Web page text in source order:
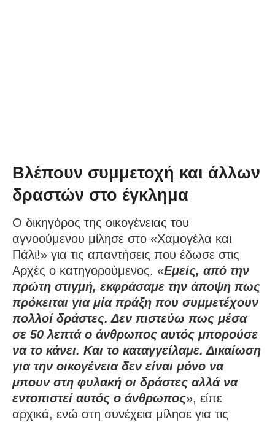
Βλέπουν συμμετοχή και άλλων
δραστών στο έγκλημα
Ο δικηγόρος της οικογένειας του
αγνοούμενου μίλησε στο «Χαμογέλα και
Πάλι!» για τις απαντήσεις που έδωσε στις
Αρχές ο κατηγορούμενος. «Εμείς, από την
πρώτη στιγμή, εκφράσαμε την άποψη πως
πρόκειται για μία πράξη που συμμετέχουν
πολλοί δράστες. Δεν πιστεύω πως μέσα
σε 50 λεπτά ο άνθρωπος αυτός μπορούσε
να το κάνει. Και το καταγγείλαμε. Δικαίωση
για την οικογένεια δεν είναι μόνο να
μπουν στη φυλακή οι δράστες αλλά να
εντοπιστεί αυτός ο άνθρωπος», είπε
αρχικά, ενώ στη συνέχεια μίλησε για τις